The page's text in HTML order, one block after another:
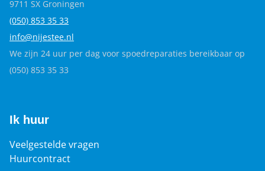
9711 SX Groningen
(050) 853 35 33
info@nijestee.nl
We zijn 24 uur per dag voor spoedreparaties bereikbaar op
(050) 853 35 33
Ik huur
Veelgestelde vragen
Huurcontract